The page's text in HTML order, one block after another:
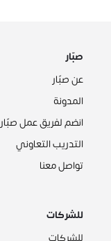
صبّار
عن صبّار
المدونة
انضم لفريق عمل صبّار
التدريب التعاوني
تواصل معنا
للشركات